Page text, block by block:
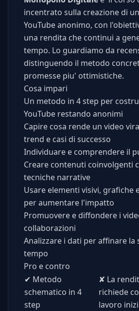
incentrato sulla creazione di
YouTube anonimo, con
una rendita che continui a
tempo. Lo guardiamo da
distinguendo il metodo
promesse piu' ottimistiche.
Cosa impari
Un metodo in 4 step per
YouTube restando anonimi
Capire cosa rende un video
trend e casi di successo
Individuare e comprendere il
Creare contenuti coinvolgenti
tecniche narrative
Usare elementi visivi, grafiche
per aumentare l'impatto
Promuovere e diffondere i
collaborazioni
Analizzare i dati per affinare la
tempo
Pro e contro
✔ Metodo
schematico in 4
step
✘ La
richiede
lavoro